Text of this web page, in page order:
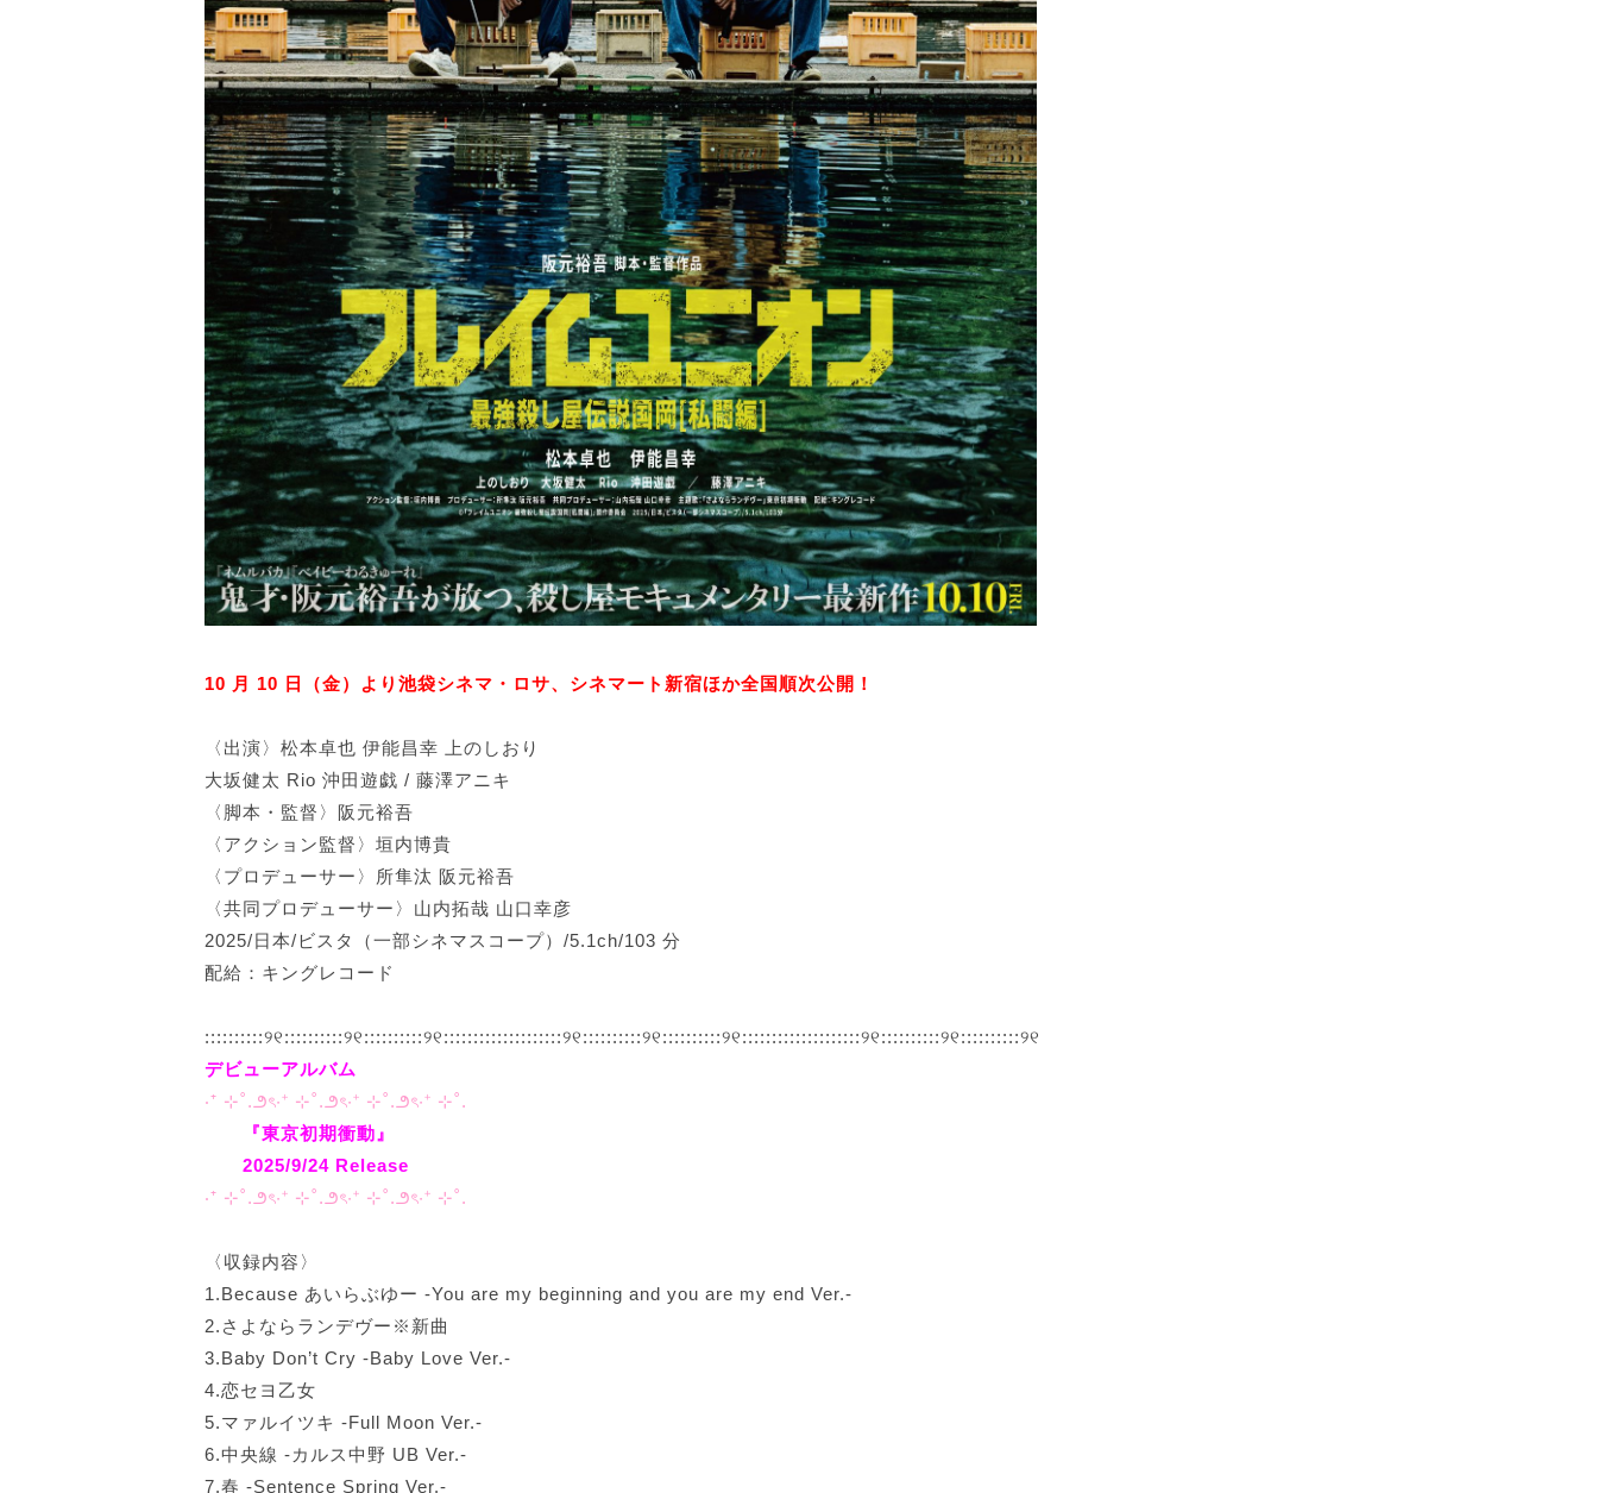
10 月 10 日（金）より池袋シネマ・ロサ、シネマート新宿ほか全国順次公開！
〈出演〉松本卓也 伊能昌幸 上のしおり
大坂健太 Rio 沖田遊戯 / 藤澤アニキ
〈脚本・監督〉阪元裕吾
〈アクション監督〉垣内博貴
〈プロデューサー〉所隼汰 阪元裕吾
〈共同プロデューサー〉山内拓哉 山口幸彦
2025/日本/ビスタ（一部シネマスコープ）/5.1ch/103 分
配給：キングレコード
::::::::::୨୧::::::::::୨୧::::::::::୨୧::::::::::::::::::::୨୧::::::::::୨୧::::::::::୨୧::::::::::::::::::::୨୧::::::::::୨୧::::::::::୨୧
デビューアルバム
‧⁺ ⊹˚.౨ৎ︎‧⁺ ⊹˚.౨ৎ︎‧⁺ ⊹˚.౨ৎ︎‧⁺ ⊹˚.
『東京初期衝動』
2025/9/24 Release
‧⁺ ⊹˚.౨ৎ︎‧⁺ ⊹˚.౨ৎ︎‧⁺ ⊹˚.౨ৎ︎‧⁺ ⊹˚.
〈収録内容〉
1.Because あいらぶゆー -You are my beginning and you are my end Ver.-
2.さよならランデヴー※新曲
3.Baby Don’t Cry -Baby Love Ver.-
4.恋セヨ乙女
5.マァルイツキ -Full Moon Ver.-
6.中央線 -カルス中野 UB Ver.-
7.春 -Sentence Spring Ver.-